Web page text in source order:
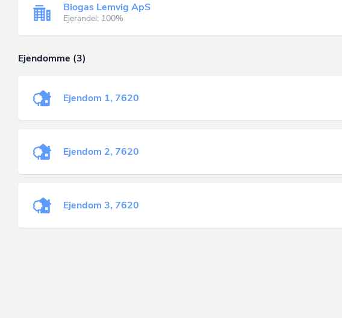
Biogas Lemvig ApS
Ejerandel: 100%
Ejendomme (3)
Ejendom 1, 7620
Ejendom 2, 7620
Ejendom 3, 7620